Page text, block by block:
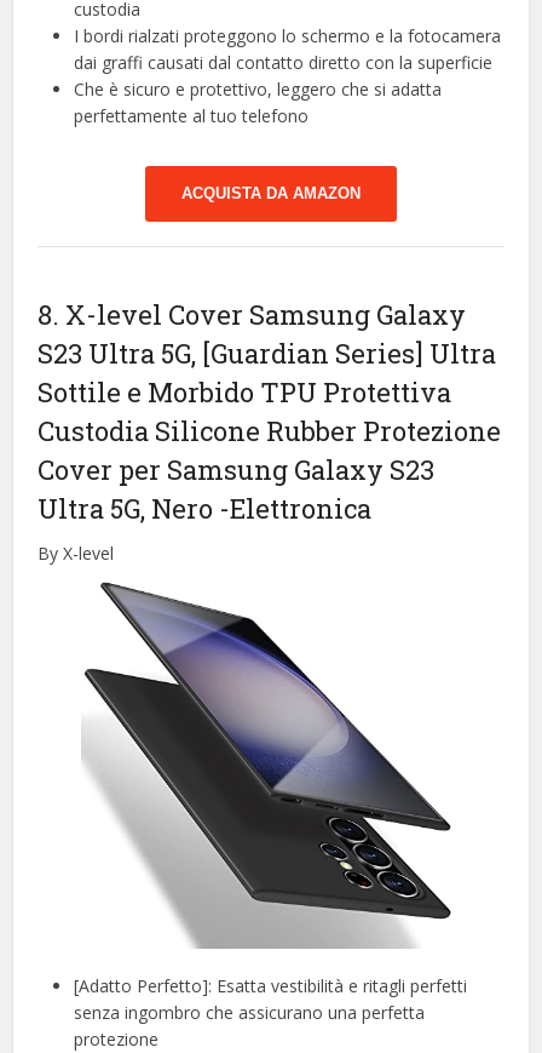
custodia
I bordi rialzati proteggono lo schermo e la fotocamera
dai graffi causati dal contatto diretto con la superficie
Che è sicuro e protettivo, leggero che si adatta
perfettamente al tuo telefono
ACQUISTA DA AMAZON
8. X-level Cover Samsung Galaxy
S23 Ultra 5G, [Guardian Series] Ultra
Sottile e Morbido TPU Protettiva
Custodia Silicone Rubber Protezione
Cover per Samsung Galaxy S23
Ultra 5G, Nero -Elettronica
By X-level
[Adatto Perfetto]: Esatta vestibilità e ritagli perfetti
senza ingombro che assicurano una perfetta
protezione